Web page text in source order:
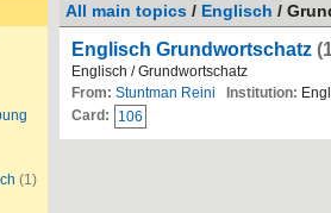
(1)
All main topics / Englisch /
Englisch Grundwortschatz
Englisch / Grundwortschatz
From: Stuntman Reini Institution:
Card:
106